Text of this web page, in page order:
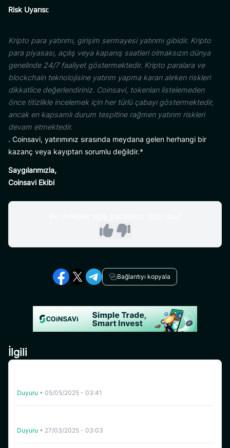
Risk Uyarısı:
Kripto para yatırımı, girişim sermayesi yatırımı gibidir. Kripto
para piyasası, açılış veya kapanış saatleri olmaksızın dünya
genelinde 24/7 faaliyet göstermektedir. Kripto paralara ve
blockchain teknolojisine yatırım yapma kararı alırken riskleri
dikkatlice değerlendiriniz. Coinsavi, tokenları listelemeden
önce titizlikle incelemek için her türlü çabayı göstermektedir,
ancak en kapsamlı durum tespitine rağmen yatırım riskleri
devam etmektedir.
. Coinsavi, yatırımınız sırasında meydana gelen herhangi bir
kazanç veya kayıptan sorumlu değildir.*
Saygılarımızla,
Coinsavi Ekibi
Bağlantıyı kopyala
İlgili
Duyuru • 05/05/2025 - 03:41
Duyuru • 27/03/2025 - 03:03